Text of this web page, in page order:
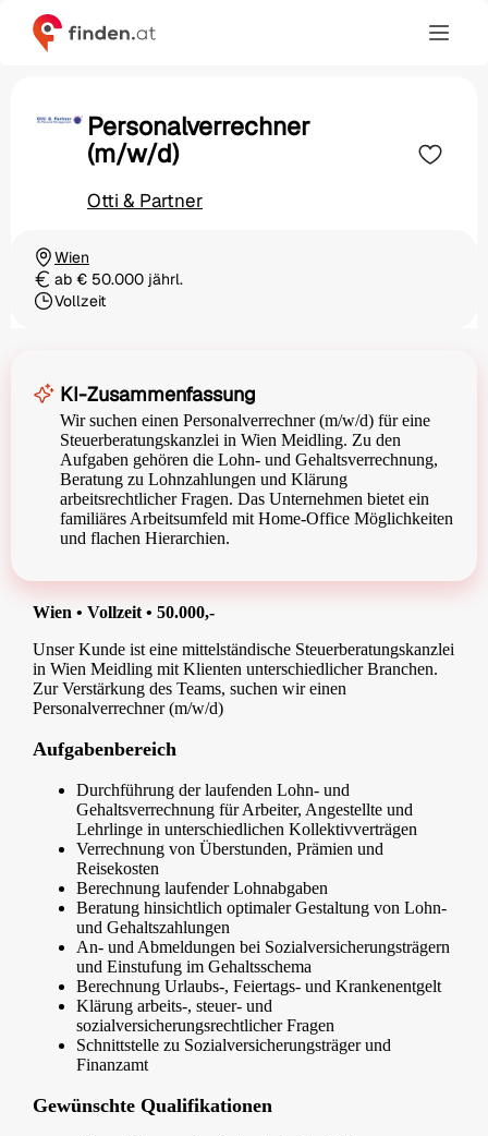
Personalverrechner
(m/w/d)
Otti & Partner
Ortschaft
Wien
Gehaltab € 50.000 jährl.
Beschäftigungsart
Vollzeit
KI-Zusammenfassung
Wir suchen einen Personalverrechner (m/w/d) für eine
Steuerberatungskanzlei in Wien Meidling. Zu den
Aufgaben gehören die Lohn- und Gehaltsverrechnung,
Beratung zu Lohnzahlungen und Klärung
arbeitsrechtlicher Fragen. Das Unternehmen bietet ein
familiäres Arbeitsumfeld mit Home-Office Möglichkeiten
und flachen Hierarchien.
Wien • Vollzeit • 50.000,-
Unser Kunde ist eine mittelständische Steuerberatungskanzlei
in Wien Meidling mit Klienten unterschiedlicher Branchen.
Zur Verstärkung des Teams, suchen wir einen
Personalverrechner (m/w/d)
Aufgabenbereich
Durchführung der laufenden Lohn- und
Gehaltsverrechnung für Arbeiter, Angestellte und
Lehrlinge in unterschiedlichen Kollektivverträgen
Verrechnung von Überstunden, Prämien und
Reisekosten
Berechnung laufender Lohnabgaben
Beratung hinsichtlich optimaler Gestaltung von Lohn-
und Gehaltszahlungen
An- und Abmeldungen bei Sozialversicherungsträgern
und Einstufung im Gehaltsschema
Berechnung Urlaubs-, Feiertags- und Krankenentgelt
Klärung arbeits-, steuer- und
sozialversicherungsrechtlicher Fragen
Schnittstelle zu Sozialversicherungsträger und
Finanzamt
Gewünschte Qualifikationen